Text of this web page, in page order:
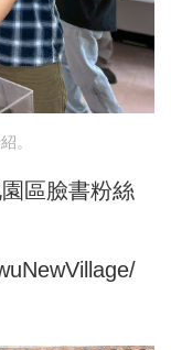
。
區臉書粉絲